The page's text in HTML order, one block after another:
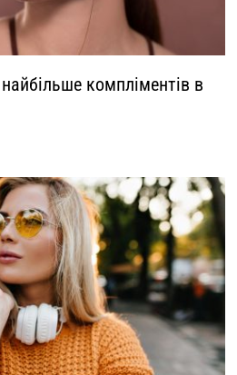
компліментів в